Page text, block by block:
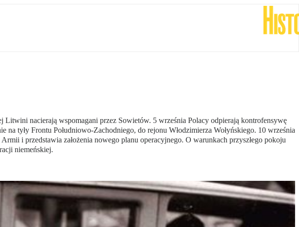
nacierają wspomagani przez Sowietów. 5 września Polacy odpierają kontrofensywę
tyły Frontu Południowo-Zachodniego, do rejonu Włodzimierza Wołyńskiego. 10 września
i przedstawia założenia nowego planu operacyjnego. O warunkach przyszłego pokoju
niemeńskiej.